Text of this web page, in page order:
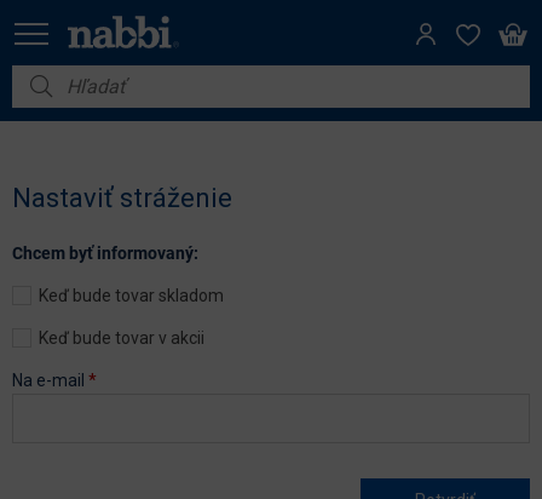
Nábytok
Dom a záhrada
Akcie
Nastaviť stráženie
Chcem byť informovaný:
Keď bude tovar skladom
Keď bude tovar v akcii
Na e-mail *